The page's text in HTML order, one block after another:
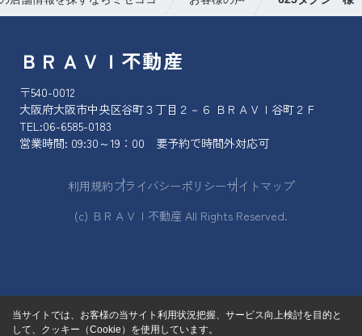
ＢＲＡＶＩ不動産
〒540-0012
大阪府大阪市中央区谷町３丁目２－６ ＢＲＡＶＩ谷町２Ｆ
TEL:06-6585-0183
営業時間: 09:30～19：00 要予約で時間外対応可
利用規約プライバシーポリシーサイトマップ
(c) ＢＲＡＶＩ不動産 All Rights Reserved.
当サイトでは、お客様の当サイト利用状況把握、サービス向上検討を目的と
して、クッキー（Cookie）を使用しています。